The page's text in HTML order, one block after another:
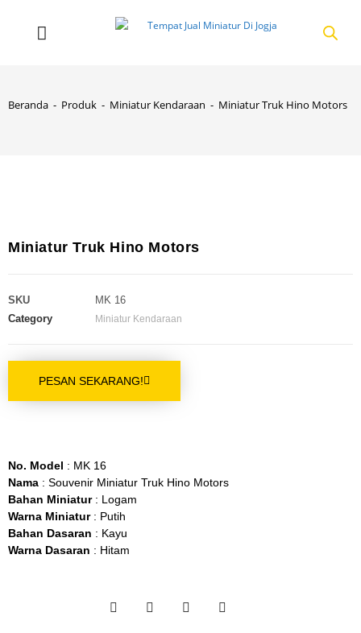
Beranda - Produk - Miniatur Kendaraan - Miniatur Truk Hino Motors
Miniatur Truk Hino Motors
SKU
MK 16
Category
Miniatur Kendaraan
PESAN SEKARANG!
No. Model : MK 16
Nama : Souvenir Miniatur Truk Hino Motors
Bahan Miniatur: Logam
Warna Miniatur: Putih
Bahan Dasaran : Kayu
Warna Dasaran : Hitam